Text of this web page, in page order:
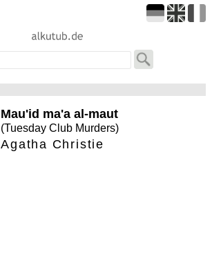
Mau'id ma'a al-maut
(Tuesday Club Murders)
Agatha Christie